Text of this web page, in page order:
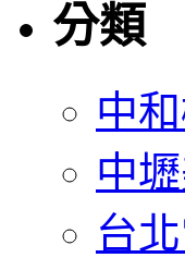
分類
中
中
台